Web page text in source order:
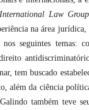
Law Group
na área
seguintes temas:
tem buscado
além da ciência
também teve